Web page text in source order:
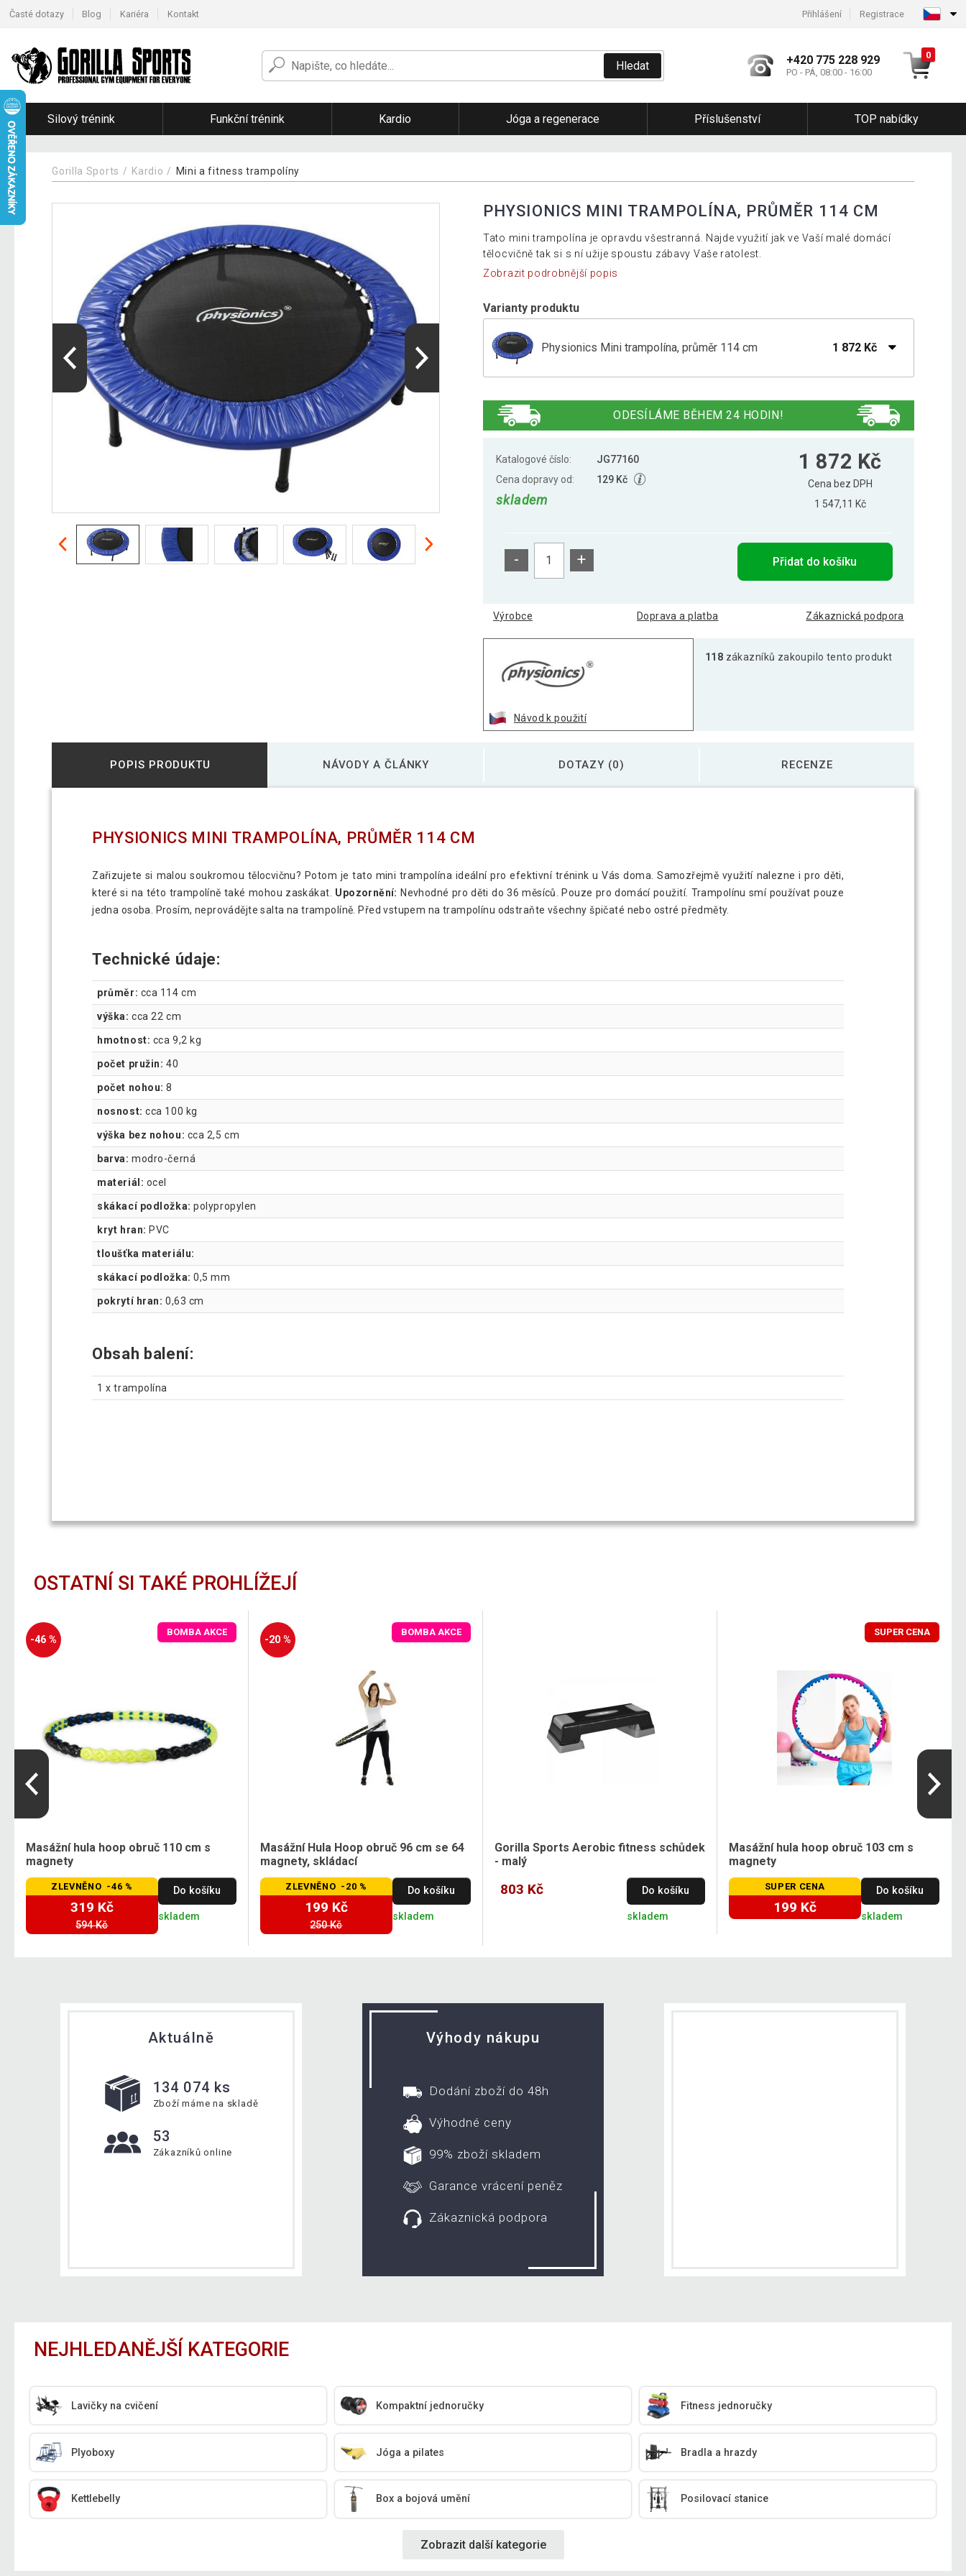
Časté dotazy Blog Kariéra Kontakt Přihlášení Registrace
Hledat +420 775 228 929
PO - PÁ, 08:00 - 16:00
0
Silový trénink Funkční trénink Kardio Jóga a regenerace Příslušenství TOP nabídky
Gorilla Sports Kardio Mini a fitness trampolíny
PHYSIONICS MINI TRAMPOLÍNA, PRŮMĚR 114 CM
Tato mini trampolína je opravdu všestranná. Najde využití jak ve Vaší malé domácí
tělocvičně tak si s ní užije spoustu zábavy Vaše ratolest.
Zobrazit podrobnější popis
Varianty produktu
Physionics Mini trampolína, průměr 114 cm 1 872 Kč
Physionics Mini trampolína, průměr 122 cm 1 901 Kč
1 060 Kč
Physionics Mini trampolína, průměr 91 cm 999 Kč
ODESÍLÁME BĚHEM 24 HODIN!
Katalogové číslo:
JG77160
Cena dopravy od:
129 Kč
skladem
1 872 Kč
Cena bez DPH
1 547,11 Kč
- + Přidat do košíku
Výrobce Doprava a platba Zákaznická podpora
Návod k použití
118 zákazníků zakoupilo tento produkt
POPIS PRODUKTU NÁVODY A ČLÁNKY DOTAZY (0) RECENZE
PHYSIONICS MINI TRAMPOLÍNA, PRŮMĚR 114 CM
Zařizujete si malou soukromou tělocvičnu? Potom je tato mini trampolína ideální pro efektivní trénink u Vás doma. Samozřejmě využití nalezne i pro děti,
které si na této trampolíně také mohou zaskákat. Upozornění: Nevhodné pro děti do 36 měsíců. Pouze pro domácí použití. Trampolínu smí používat pouze
jedna osoba. Prosím, neprovádějte salta na trampolíně. Před vstupem na trampolínu odstraňte všechny špičaté nebo ostré předměty.
Technické údaje:
průměr: cca 114 cm
výška: cca 22 cm
hmotnost: cca 9,2 kg
počet pružin: 40
počet nohou: 8
nosnost: cca 100 kg
výška bez nohou: cca 2,5 cm
barva: modro-černá
materiál: ocel
skákací podložka: polypropylen
kryt hran: PVC
tloušťka materiálu:
skákací podložka: 0,5 mm
pokrytí hran: 0,63 cm
Obsah balení:
1 x trampolína
OSTATNÍ SI TAKÉ PROHLÍŽEJÍ
-46 %
BOMBA AKCE
Masážní hula hoop obruč 110 cm s
magnety
ZLEVNĚNO -46 %
319 Kč
594 Kč
Do košíku
skladem
-20 %
BOMBA AKCE
Masážní Hula Hoop obruč 96 cm se 64
magnety, skládací
ZLEVNĚNO -20 %
199 Kč
250 Kč
Do košíku
skladem
Gorilla Sports Aerobic fitness schůdek
- malý
803 Kč Do košíku
skladem
SUPER CENA
Masážní hula hoop obruč 103 cm s
magnety
SUPER CENA
199 Kč
Do košíku
skladem
Aktuálně
134 074 ks
Zboží máme na skladě
53
Zákazníků online
Výhody nákupu
Dodání zboží do 48h
Výhodné ceny
99% zboží skladem
Garance vrácení peněz
Zákaznická podpora
NEJHLEDANĚJŠÍ KATEGORIE
Lavičky na cvičení Kompaktní jednoručky Fitness jednoručky
Plyoboxy Jóga a pilates Bradla a hrazdy
Kettlebelly Box a bojová umění Posilovací stanice
Zobrazit další kategorie